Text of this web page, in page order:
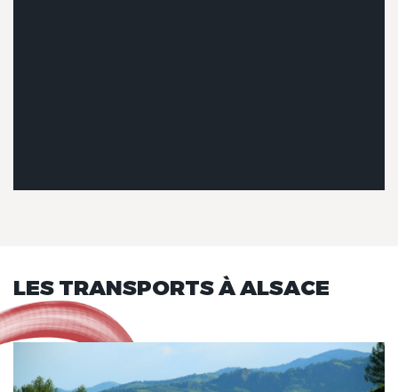
LES TRANSPORTS À ALSACE